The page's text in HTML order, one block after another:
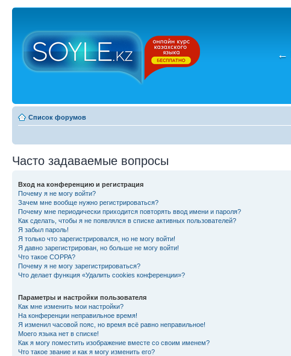
←
Список форумов
Часто задаваемые вопросы
Вход на конференцию и регистрация
Почему я не могу войти?
Зачем мне вообще нужно регистрироваться?
Почему мне периодически приходится повторять ввод имени и пароля?
Как сделать, чтобы я не появлялся в списке активных пользователей?
Я забыл пароль!
Я только что зарегистрировался, но не могу войти!
Я давно зарегистрирован, но больше не могу войти!
Что такое COPPA?
Почему я не могу зарегистрироваться?
Что делает функция «Удалить cookies конференции»?
Параметры и настройки пользователя
Как мне изменить мои настройки?
На конференции неправильное время!
Я изменил часовой пояс, но время всё равно неправильное!
Моего языка нет в списке!
Как я могу поместить изображение вместе со своим именем?
Что такое звание и как я могу изменить его?